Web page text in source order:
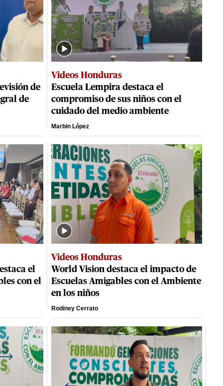
de
de
Videos Honduras
Escuela Lempira destaca el
compromiso de sus niños con el
cuidado del medio ambiente
Marbin López
el
con el
Videos Honduras
World Vision destaca el impacto de
Escuelas Amigables con el Ambiente
en los niños
Rodiney Cerrato